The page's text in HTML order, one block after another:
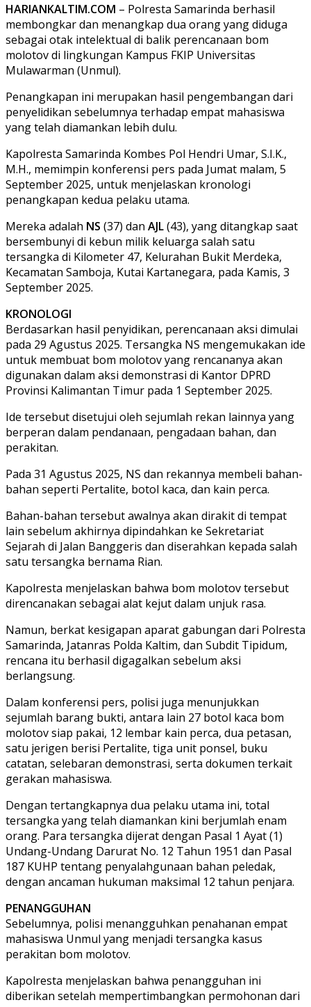
HARIANKALTIM.COM – Polresta Samarinda berhasil
membongkar dan menangkap dua orang yang diduga
sebagai otak intelektual di balik perencanaan bom
molotov di lingkungan Kampus FKIP Universitas
Mulawarman (Unmul).
Penangkapan ini merupakan hasil pengembangan dari
penyelidikan sebelumnya terhadap empat mahasiswa
yang telah diamankan lebih dulu.
Kapolresta Samarinda Kombes Pol Hendri Umar, S.I.K.,
M.H., memimpin konferensi pers pada Jumat malam, 5
September 2025, untuk menjelaskan kronologi
penangkapan kedua pelaku utama.
Mereka adalah NS (37) dan AJL(43), yang ditangkap saat
bersembunyi di kebun milik keluarga salah satu
tersangka di Kilometer 47, Kelurahan Bukit Merdeka,
Kecamatan Samboja, Kutai Kartanegara, pada Kamis, 3
September 2025.
KRONOLOGI
Berdasarkan hasil penyidikan, perencanaan aksi dimulai
pada 29 Agustus 2025. Tersangka NS mengemukakan ide
untuk membuat bom molotov yang rencananya akan
digunakan dalam aksi demonstrasi di Kantor DPRD
Provinsi Kalimantan Timur pada 1 September 2025.
Ide tersebut disetujui oleh sejumlah rekan lainnya yang
berperan dalam pendanaan, pengadaan bahan, dan
perakitan.
Pada 31 Agustus 2025, NS dan rekannya membeli bahan-
bahan seperti Pertalite, botol kaca, dan kain perca.
Bahan-bahan tersebut awalnya akan dirakit di tempat
lain sebelum akhirnya dipindahkan ke Sekretariat
Sejarah di Jalan Banggeris dan diserahkan kepada salah
satu tersangka bernama Rian.
Kapolresta menjelaskan bahwa bom molotov tersebut
direncanakan sebagai alat kejut dalam unjuk rasa.
Namun, berkat kesigapan aparat gabungan dari Polresta
Samarinda, Jatanras Polda Kaltim, dan Subdit Tipidum,
rencana itu berhasil digagalkan sebelum aksi
berlangsung.
Dalam konferensi pers, polisi juga menunjukkan
sejumlah barang bukti, antara lain 27 botol kaca bom
molotov siap pakai, 12 lembar kain perca, dua petasan,
satu jerigen berisi Pertalite, tiga unit ponsel, buku
catatan, selebaran demonstrasi, serta dokumen terkait
gerakan mahasiswa.
Dengan tertangkapnya dua pelaku utama ini, total
tersangka yang telah diamankan kini berjumlah enam
orang. Para tersangka dijerat dengan Pasal 1 Ayat (1)
Undang-Undang Darurat No. 12 Tahun 1951 dan Pasal
187 KUHP tentang penyalahgunaan bahan peledak,
dengan ancaman hukuman maksimal 12 tahun penjara.
PENANGGUHAN
Sebelumnya, polisi menangguhkan penahanan empat
mahasiswa Unmul yang menjadi tersangka kasus
perakitan bom molotov.
Kapolresta menjelaskan bahwa penangguhan ini
diberikan setelah mempertimbangkan permohonan dari